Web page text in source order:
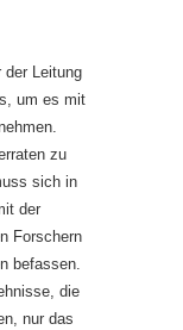
der Leitung
um es mit
zu
sich in
der
Forschern
befassen.
die
nur das